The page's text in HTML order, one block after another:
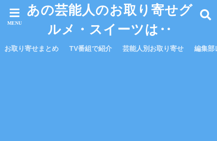
あの芸能人のお取り寄せグ
ルメ・スイーツは‥
お取り寄せまとめ TV番組で紹介 芸能人別お取り寄せ 編集部